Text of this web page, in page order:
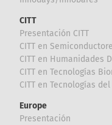
CITT
Presentación CITT
CITT en
CITT en Humanidades
CITT en Tecnologías
CITT en Tecnologías
Europe
Presentación